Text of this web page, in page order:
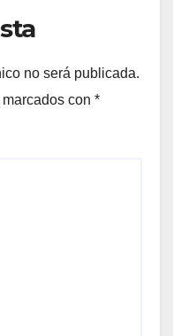
no será publicada.
con *